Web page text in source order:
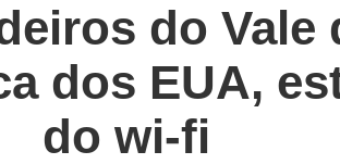
do Vale
dos EUA,
do wi-fi